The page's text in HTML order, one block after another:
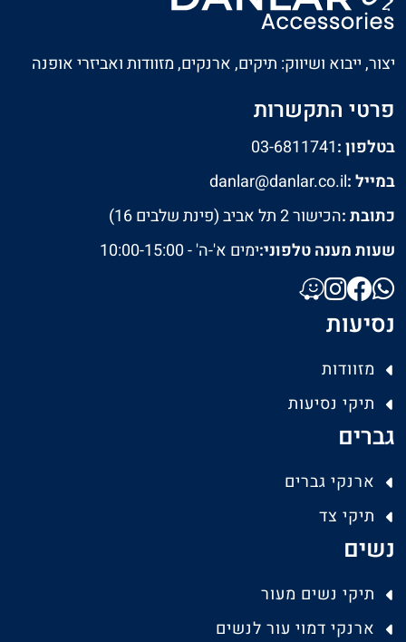
יצור, ייבוא ושיווק: תיקים, ארנקים, מזוודות ואביזרי אופנה
פרטי התקשרות
בטלפון :03-6811741
במייל :danlar@danlar.co.il
כתובת :הכישור 2 תל אביב (פינת שלבים 16)
שעות מענה טלפוני:ימים א'-ה' - 10:00-15:00
נסיעות
מזוודות
תיקי נסיעות
גברים
ארנקי גברים
תיקי צד
נשים
תיקי נשים מעור
ארנקי דמוי עור לנשים